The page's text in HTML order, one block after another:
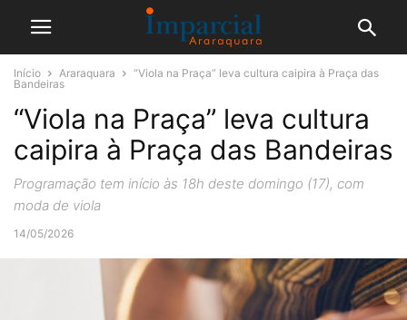
Início Araraquara
“Viola na Praça” leva cultura caipira à Praça das
Bandeiras
“Viola na Praça” leva cultura
caipira à Praça das Bandeiras
Programação tem início às 18h deste domingo (17), com
moda de viola
14/05/2026